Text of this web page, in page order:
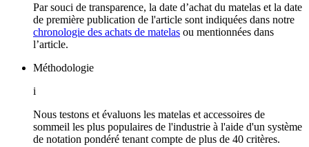
Par souci de transparence, la date d’achat du matelas et la date
de première publication de l'article sont indiquées dans notre
chronologie des achats de matelas ou mentionnées dans
l’article.
Méthodologie
i
Nous testons et évaluons les matelas et accessoires de
sommeil les plus populaires de l'industrie à l'aide d'un système
de notation pondéré tenant compte de plus de 40 critères.